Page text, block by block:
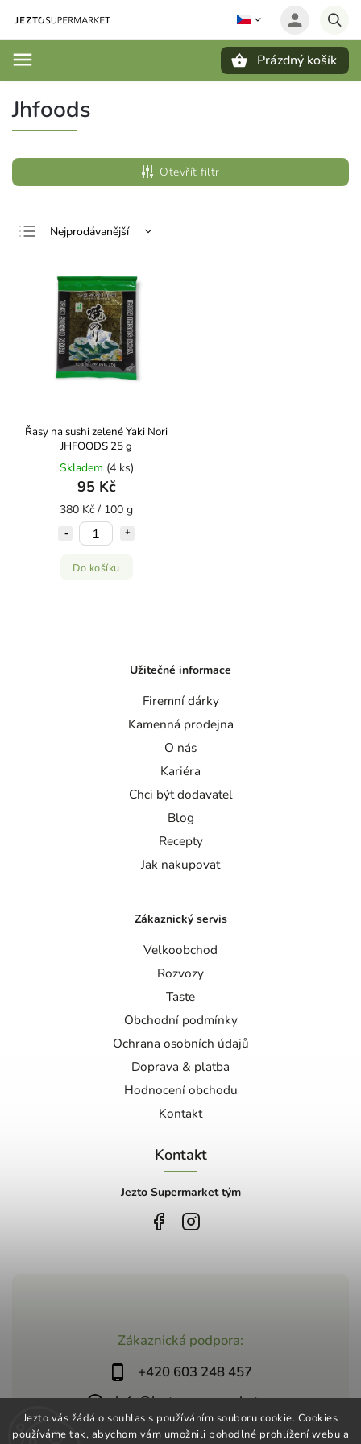
Jezto vás žádá o souhlas s používáním souboru cookie. Cookies
používáme tak, abychom vám umožnili pohodlné prohlížení webu a
Prázdný košík
Jhfoods
Otevřít filtr
Nejprodávanější
Nejdražší
Abecedně
Řasy na sushi zelené Yaki Nori
JHFOODS 25 g
Skladem (4 ks)
95 Kč
380 Kč / 100 g
Do košíku
Zákaznická podpora:
+420 603 248 457
info@jeztosupermarket.cz
Užitečné informace
Firemní dárky
Kamenná prodejna
O nás
Kariéra
Chci být dodavatel
Blog
Recepty
Jak nakupovat
Zákaznický servis
Velkoobchod
Rozvozy
Taste
Obchodní podmínky
Ochrana osobních údajů
Doprava & platba
Hodnocení obchodu
Kontakt
Kontakt
Jezto Supermarket tým